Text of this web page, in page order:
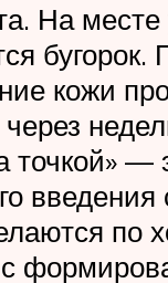
На месте
бугорок.
кожи
точкой» —
введения
по